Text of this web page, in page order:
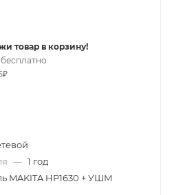
товар в корзину!
— 1 год
MAKITA HP1630 + УШМ